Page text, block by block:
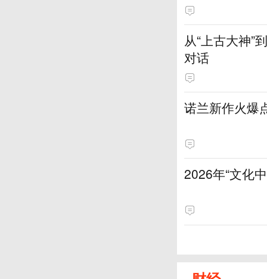
从“上古大神”
对话
诺兰新作火爆
2026年“文化